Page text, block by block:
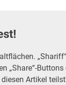
„Share“-
Artikel